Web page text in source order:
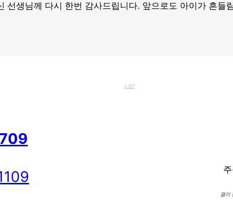
선생님께 다시 한번 감사드립니다. 앞으로도 아이가 흔들
LIST
경기